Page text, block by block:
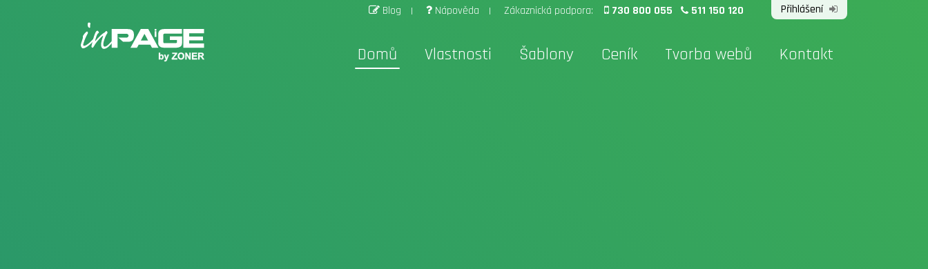
Domů Vlastnosti Šablony Ceník Tvorba webů Kontakt
Blog Nápověda Zákaznická podpora: 730 800 055 511 150 120 Přihlášení